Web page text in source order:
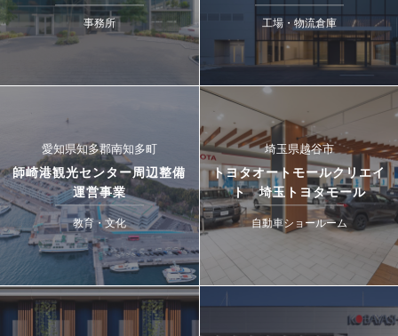
事務所 工場・物流倉庫
愛知県知多郡南知多町
師崎港観光センター周辺整備
運営事業
教育・文化
埼玉県越谷市
トヨタオートモールクリエイ
ト 埼玉トヨタモール
自動車ショールーム